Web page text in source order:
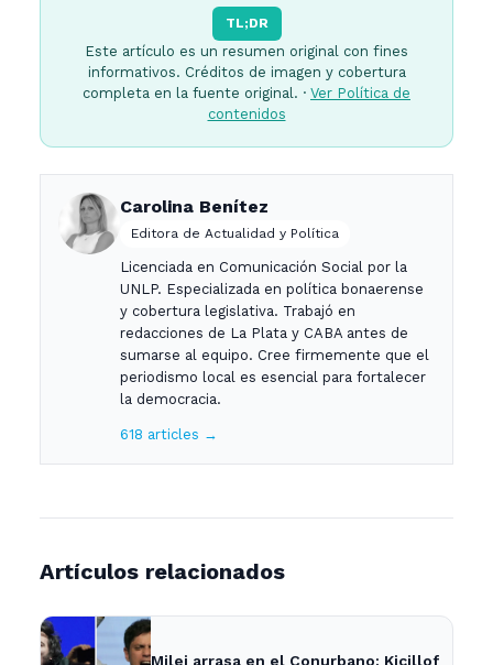
TL;DR
Este artículo es un resumen original con fines
informativos. Créditos de imagen y cobertura
completa en la fuente original. · Ver Política de
contenidos
Carolina Benítez
Editora de Actualidad y Política
Licenciada en Comunicación Social por la
UNLP. Especializada en política bonaerense
y cobertura legislativa. Trabajó en
redacciones de La Plata y CABA antes de
sumarse al equipo. Cree firmemente que el
periodismo local es esencial para fortalecer
la democracia.
618 articles →
Artículos relacionados
Milei arrasa en el Conurbano: Kicillof